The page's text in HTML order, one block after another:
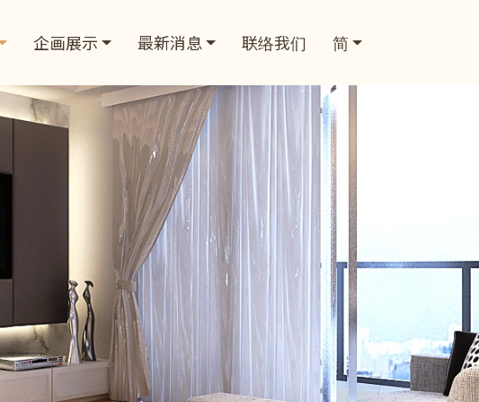
企画展示 最新消息 联络我们 简